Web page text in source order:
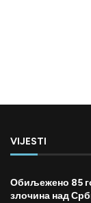
VIJESTI
Обиљежено 85
злочина над